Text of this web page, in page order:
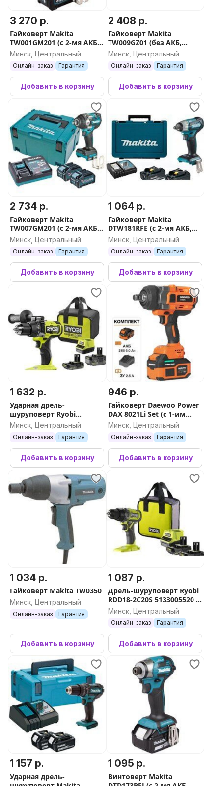
3 270 р.
Гайковерт Makita
TW001GM201 (с 2-мя АКБ,
кейс)
Минск, Центральный
Онлайн-заказ Гарантия
Добавить в корзину
2 408 р.
Гайковерт Makita
TW009GZ01 (без АКБ,
кейс)
Минск, Центральный
Онлайн-заказ Гарантия
Добавить в корзину
2 734 р.
Гайковерт Makita
TW007GM201 (с 2-мя АКБ,
кейс)
Минск, Центральный
Онлайн-заказ Гарантия
Добавить в корзину
1 064 р.
Гайковерт Makita
DTW181RFE (с 2-мя АКБ,
кейс)
Минск, Центральный
Онлайн-заказ Гарантия
Добавить в корзину
1 632 р.
Ударная дрель-
шуруповерт Ryobi
RPD18X-242S 5133005283 (с
2-мя АКБ 2 Ач+4 Ач,
сумка)
Минск, Центральный
Онлайн-заказ Гарантия
Добавить в корзину
946 р.
Гайковерт Daewoo Power
DAX 8021Li Set (с 1-им
АКБ, кейс)
Минск, Центральный
Онлайн-заказ Гарантия
Добавить в корзину
1 034 р.
Гайковерт Makita TW0350
Минск, Центральный
Онлайн-заказ Гарантия
Добавить в корзину
1 087 р.
Дрель-шуруповерт Ryobi
RDD18-2C20S 5133005520 (с
2-мя АКБ 2 Ач, сумка)
Минск, Центральный
Онлайн-заказ Гарантия
Добавить в корзину
1 157 р.
Ударная дрель-
1 095 р.
Винтоверт Makita